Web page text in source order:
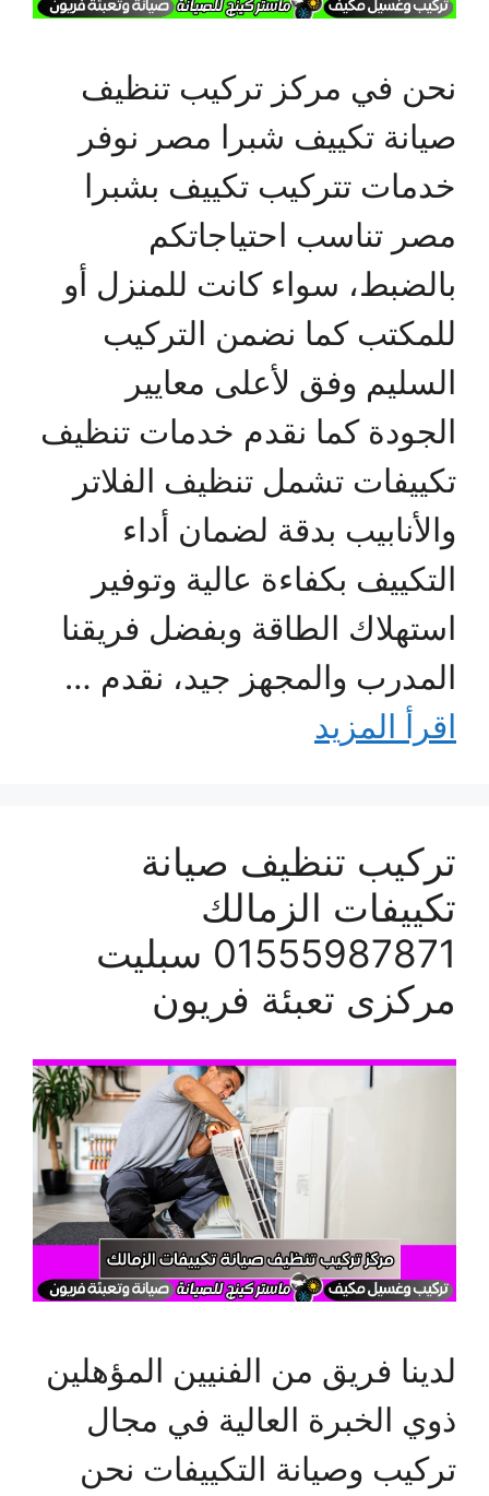
نحن في مركز تركيب تنظيف
صيانة تكييف شبرا مصر نوفر
خدمات تتركيب تكييف بشبرا
مصر تناسب احتياجاتكم
بالضبط، سواء كانت للمنزل أو
للمكتب كما نضمن التركيب
السليم وفق لأعلى معايير
الجودة كما نقدم خدمات تنظيف
تكييفات تشمل تنظيف الفلاتر
والأنابيب بدقة لضمان أداء
التكييف بكفاءة عالية وتوفير
استهلاك الطاقة وبفضل فريقنا
المدرب والمجهز جيد، نقدم …
اقرأ المزيد
تركيب تنظيف صيانة
تكييفات الزمالك
01555987871 سبليت
مركزى تعبئة فريون
لدينا فريق من الفنيين المؤهلين
ذوي الخبرة العالية في مجال
تركيب وصيانة التكييفات نحن